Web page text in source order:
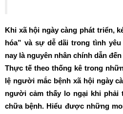
Khi xã hội ngày càng phát triển,
hóa” và sự dễ dãi trong tình
nay là nguyên nhân chính dẫn
Thực tế theo thống kê trong
lệ người mắc bệnh xã hội ngày
người cảm thấy lo ngại khi phải
chữa bệnh. Hiểu được những